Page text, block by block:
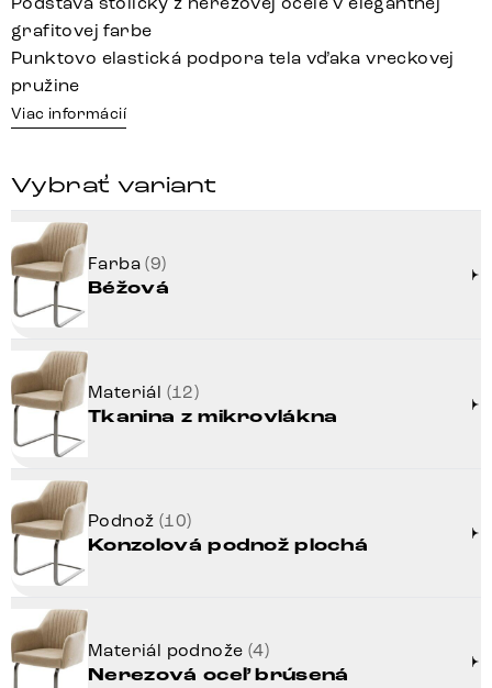
grafitovej farbe
Punktovo elastická podpora tela vďaka vreckovej
pružine
Viac informácií
Vybrať variant
Farba(9)
Béžová
Materiál (12)
Tkanina z mikrovlákna
Podnož (10)
Konzolová podnož plochá
Materiál podnože (4)
Nerezová oceľ brúsená